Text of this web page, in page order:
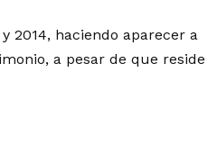
2014, haciendo aparecer a
a pesar de que reside